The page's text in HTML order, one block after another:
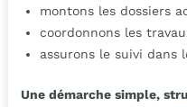
montons les dossiers
coordonnons les
assurons le suivi dans
Une démarche simple,